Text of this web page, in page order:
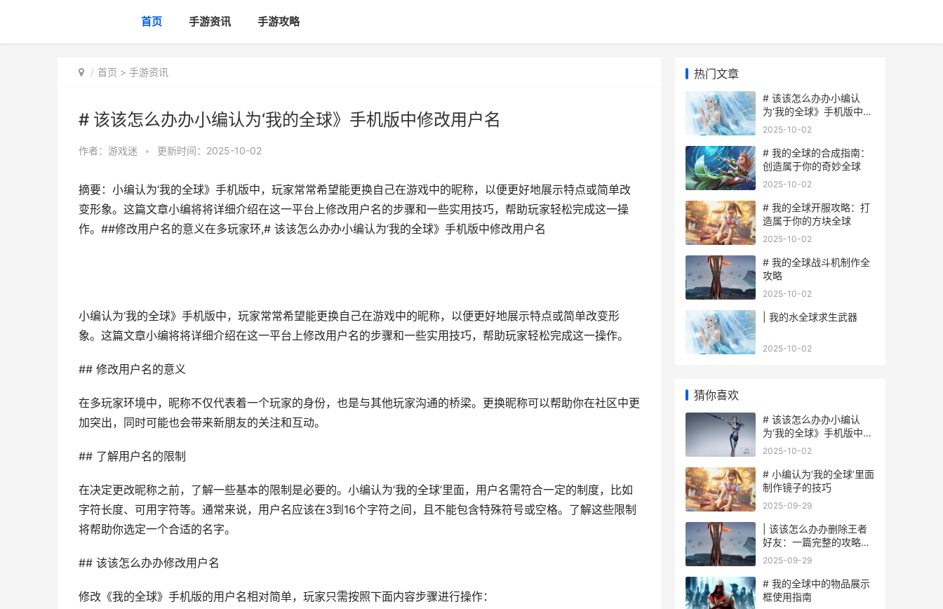
首页 手游资讯 手游攻略
首页 > 手游资讯
# 该该怎么办办小编认为‘我的全球》手机版中修改用户名
作者： 游戏迷 • 更新时间：2025-10-02
摘要：小编认为‘我的全球》手机版中，玩家常常希望能更换自己在游戏中的昵称，以便更好地展示特点或简单改
变形象。这篇文章小编将将详细介绍在这一平台上修改用户名的步骤和一些实用技巧，帮助玩家轻松完成这一操
作。##修改用户名的意义在多玩家环,# 该该怎么办办小编认为‘我的全球》手机版中修改用户名
小编认为‘我的全球》手机版中，玩家常常希望能更换自己在游戏中的昵称，以便更好地展示特点或简单改变形
象。这篇文章小编将将详细介绍在这一平台上修改用户名的步骤和一些实用技巧，帮助玩家轻松完成这一操作。
## 修改用户名的意义
在多玩家环境中，昵称不仅代表着一个玩家的身份，也是与其他玩家沟通的桥梁。更换昵称可以帮助你在社区中更
加突出，同时可能也会带来新朋友的关注和互动。
## 了解用户名的限制
在决定更改昵称之前，了解一些基本的限制是必要的。小编认为‘我的全球’里面，用户名需符合一定的制度，比如
字符长度、可用字符等。通常来说，用户名应该在3到16个字符之间，且不能包含特殊符号或空格。了解这些限制
将帮助你选定一个合适的名字。
## 该该怎么办办修改用户名
修改《我的全球》手机版的用户名相对简单，玩家只需按照下面内容步骤进行操作：
热门文章
# 该该怎么办办小编认
为‘我的全球》手机版中修
改用户名
2025-10-02
# 我的全球的合成指南：
创造属于你的奇妙全球
2025-10-02
# 我的全球开服攻略：打
造属于你的方块全球
2025-10-02
# 我的全球战斗机制作全
攻略
2025-10-02
| 我的水全球求生武器
2025-10-02
猜你喜欢
# 该该怎么办办小编认
为‘我的全球》手机版中修
改用户名
2025-10-02
# 小编认为‘我的全球’里面
制作镜子的技巧
2025-09-29
| 该该怎么办办删除王者
好友：一篇完整的攻略指
南
2025-09-29
# 我的全球中的物品展示
框使用指南